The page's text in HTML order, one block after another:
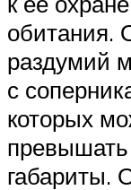
обитания.
раздумий
с
которых
габариты.